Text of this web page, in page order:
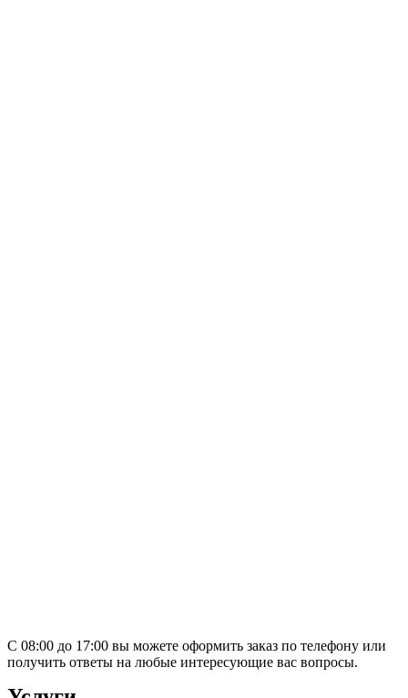
С 08:00 до 17:00 вы можете оформить заказ по телефону или
получить ответы на любые интересующие вас вопросы.